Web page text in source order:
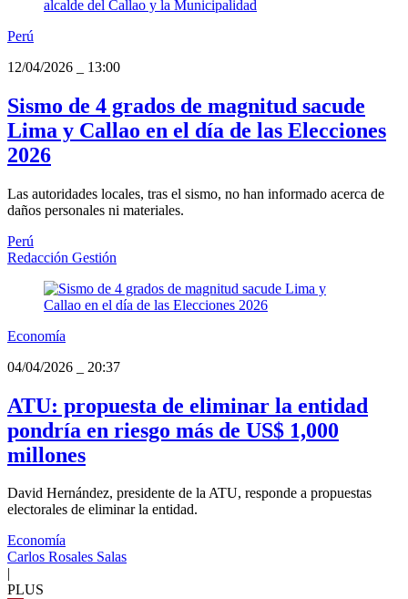
Perú
12/04/2026
13:00
Sismo de 4 grados de magnitud sacude
Lima y Callao en el día de las Elecciones
2026
Las autoridades locales, tras el sismo, no han informado acerca de
daños personales ni materiales.
Perú
Redacción Gestión
Economía
04/04/2026
20:37
ATU: propuesta de eliminar la entidad
pondría en riesgo más de US$ 1,000
millones
David Hernández, presidente de la ATU, responde a propuestas
electorales de eliminar la entidad.
Economía
Carlos Rosales Salas
PLUS